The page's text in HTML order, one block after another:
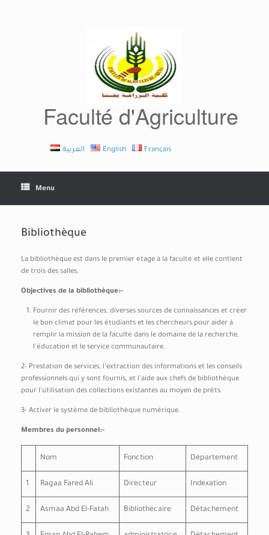
Faculté d'Agriculture
العربية English Français
Menu
Bibliothèque
La bibliothèque est dans le premier étage à la faculté et elle contient
de trois des salles.
Objectives de la bibliothèque:-
Fournir des références, diverses sources de connaissances et créer
le bon climat pour les étudiants et les chercheurs pour aider à
remplir la mission de la faculté dans le domaine de la recherche,
l’éducation et le service communautaire.
2- Prestation de services, l’extraction des informations et les conseils
professionnels qui y sont fournis, et l’aide aux chefs de bibliothèque
pour l’utilisation des collections existantes au moyen de prêts.
3- Activer le système de bibliothèque numérique.
Membres du personnel:-
Nom Fonction Département
1 Ragaa Fared Ali Directeur Indexation
2 Asmaa Abd El-Fatah Bibliothécaire Détachement